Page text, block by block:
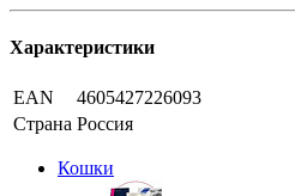
Характеристики
EAN
4605427226093
Страна Россия
Кошки